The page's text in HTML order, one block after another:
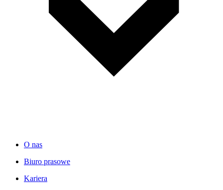
O nas
Biuro prasowe
Kariera